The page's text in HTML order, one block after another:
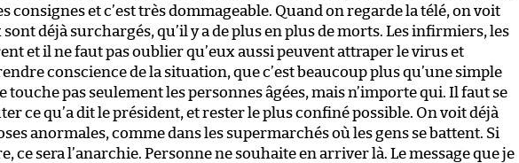
consignes et c’est très dommageable. Quand on regarde la télé, on voit
déjà surchargés, qu’il y a de plus en plus de morts. Les infirmiers, les
et il ne faut pas oublier qu’eux aussi peuvent attraper le virus et
conscience de la situation, que c’est beaucoup plus qu’une simple
touche pas seulement les personnes âgées, mais n’importe qui. Il faut se
ce qu’a dit le président, et rester le plus confiné possible. On voit déjà
anormales, comme dans les supermarchés où les gens se battent. Si
ce sera l’anarchie. Personne ne souhaite en arriver là. Le message que je